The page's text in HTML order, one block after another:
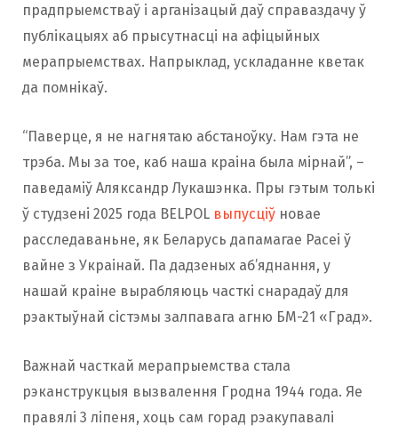
прадпрыемстваў і арганізацый даў справаздачу ў
публікацыях аб прысутнасці на афіцыйных
мерапрыемствах. Напрыклад, ускладанне кветак
да помнікаў.
“Паверце, я не нагнятаю абстаноўку. Нам гэта не
трэба. Мы за тое, каб наша краіна была мірнай”, –
паведаміў Аляксандр Лукашэнка. Пры гэтым толькі
ў студзені 2025 года BELPOL выпусціў новае
расследаваньне, як Беларусь дапамагае Расеі ў
вайне з Украінай. Па дадзеных аб’яднання, у
нашай краіне вырабляюць часткі снарадаў для
рэактыўнай сістэмы залпавага агню БМ-21 «Град».
Важнай часткай мерапрыемства стала
рэканструкцыя вызвалення Гродна 1944 года. Яе
правялі 3 ліпеня, хоць сам горад рэакупавалі